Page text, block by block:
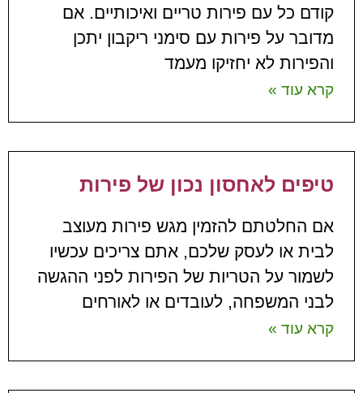
קודם כל עם פירות טריים ואיכותיים. אם
מדובר על פירות עם סימני ריקבון יתכן
והפירות לא יחזיקו מעמד
קרא עוד »
טיפים לאחסון נכון של פירות
אם החלטתם להזמין מגש פירות מעוצב
לבית או לעסק שלכם, אתם צריכים עכשיו
לשמור על הטריות של הפירות לפני ההגשה
לבני המשפחה, לעובדים או לאורחים
קרא עוד »